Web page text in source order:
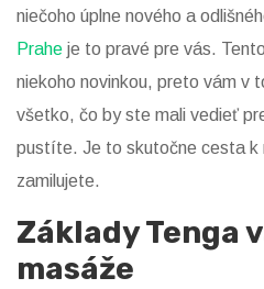
niečoho úplne nového a
Prahe je to pravé pre vás.
niekoho novinkou, preto vám v
všetko, čo by ste mali vedieť
pustíte. Je to skutočne cesta k
zamilujete.
Základy Tenga
masáže